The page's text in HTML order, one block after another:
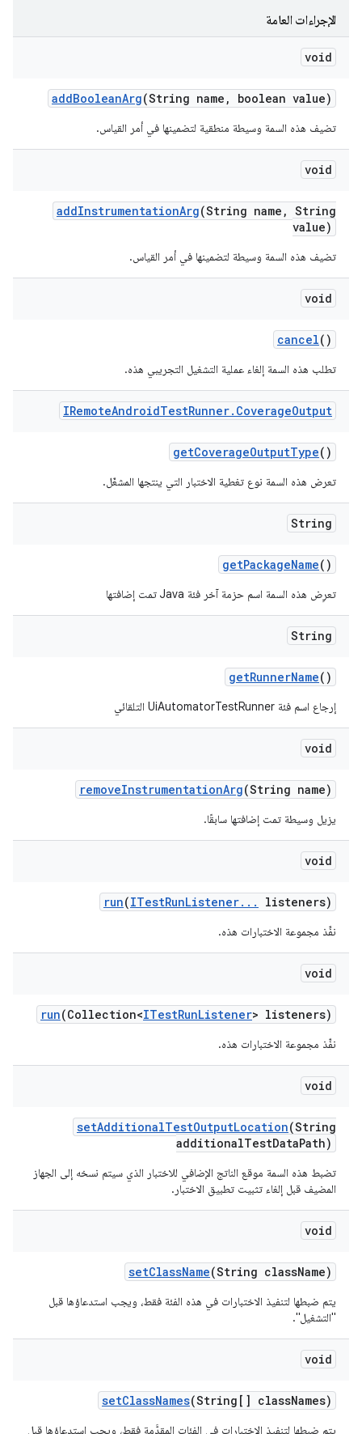
الإجراءات العامة
void
addBooleanArg(String name , boolean value)
تضيف هذه السمة وسيطة منطقية لتضمينها في أمر القياس.
void
addInstrumentationArg(String name , String
value)
تضيف هذه السمة وسيطة لتضمينها في أمر القياس.
void
cancel()
تطلب هذه السمة إلغاء عملية التشغيل التجريبي هذه.
IRemoteAndroidTestRunner. CoverageOutput
getCoverageOutputType()
تعرض هذه السمة نوع تغطية الاختبار التي ينتجها المشغّل.
String
getPackageName()
تعرِض هذه السمة اسم حزمة آخر فئة Java تمت إضافتها
String
getRunnerName()
إرجاع اسم فئة UiAutomatorTestRunner التلقائي
void
removeInstrumentationArg(String name)
يزيل وسيطة تمت إضافتها سابقًا.
void
run(ITestRunListener. . . listeners)
نفِّذ مجموعة الاختبارات هذه.
void
run(Collection<ITestRunListener> listeners)
نفِّذ مجموعة الاختبارات هذه.
void
setAdditionalTestOutputLocation(String
additionalTestDataPath)
تضبط هذه السمة موقع الناتج الإضافي للاختبار الذي سيتم نسخه إلى الجهاز
المضيف قبل إلغاء تثبيت تطبيق الاختبار.
void
setClassName(String className)
يتم ضبطها لتنفيذ الاختبارات في هذه الفئة فقط، ويجب استدعاؤها قبل
"التشغيل".
void
setClassNames(String[] classNames)
يتم ضبطها لتنفيذ الاختبارات في الفئات المقدَّمة فقط، ويجب استدعاؤها قبل